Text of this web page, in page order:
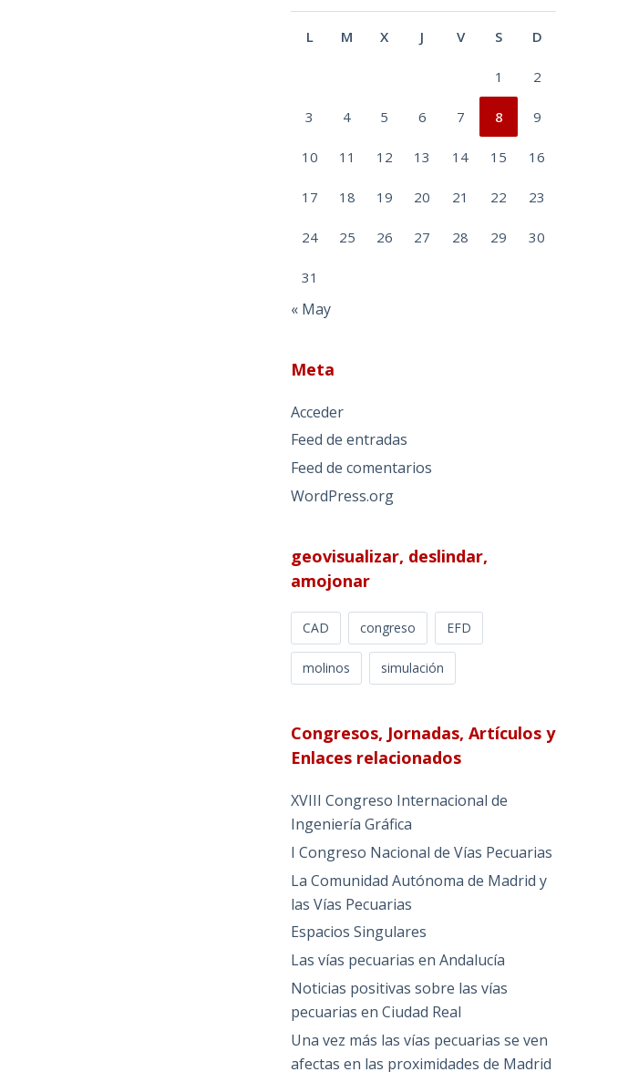
L M X J V S D
1 2
3 4 5 6 7 8 9
10 11 12 13 14 15 16
17 18 19 20 21 22 23
24 25 26 27 28 29 30
31
« May
Meta
Acceder
Feed de entradas
Feed de comentarios
WordPress.org
geovisualizar, deslindar,
amojonar
CAD congreso EFD
molinos simulación
Congresos, Jornadas, Artículos y
Enlaces relacionados
XVIII Congreso Internacional de
Ingeniería Gráfica
I Congreso Nacional de Vías Pecuarias
La Comunidad Autónoma de Madrid y
las Vías Pecuarias
Espacios Singulares
Las vías pecuarias en Andalucía
Noticias positivas sobre las vías
pecuarias en Ciudad Real
Una vez más las vías pecuarias se ven
afectas en las proximidades de Madrid